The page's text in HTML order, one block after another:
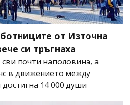
от Източна
си тръгнаха
почти наполовина, а
в движението между
14 000 души